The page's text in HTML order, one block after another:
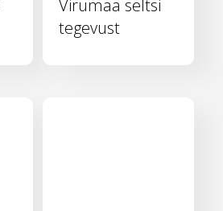
Virumaa seltsi
tegevust